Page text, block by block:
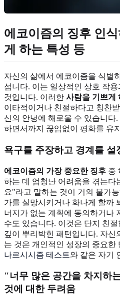
에코이즘의 징후 인
게 하는 특성 등
자신의 삶에서 에코이즘을 식별
섭니다. 이는 일상적인 상호 작
것입니다. 이러한 사람을 기쁘게
이타적이거나 친절하다고 칭찬
신의 안녕에 해로울 수 있습니다
하면서까지 끊임없이 평화를 유
욕구를 주장하고 경계를 설
에코이즘의 가장 중요한 징후 중
하는 데 엄청난 어려움을 겪는다
요"라고 말하는 것이 거의 불가
가를 실망시키거나 화나게 할까
너지가 없는 계획에 동의하거나
수도 있습니다. 이것은 단지 친
깊이 뿌리박힌 패턴입니다. 자신
는 것은 개인적인 성장의 중요한
나르시시즘 테스트와 같은 자기
"너무 많은 공간을 차지하
것에 대한 두려움